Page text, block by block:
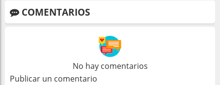
COMENTARIOS
No hay comentarios
Publicar un comentario